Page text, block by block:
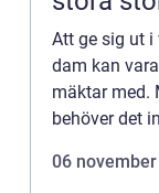
Att ge sig ut
dam kan
mäktar med.
behöver det
06 november